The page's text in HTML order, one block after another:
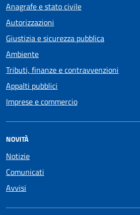
Anagrafe e stato civile
Autorizzazioni
Giustizia e sicurezza pubblica
Ambiente
Tributi, finanze e contravvenzioni
Appalti pubblici
Imprese e commercio
NOVITÀ
Notizie
Comunicati
Avvisi